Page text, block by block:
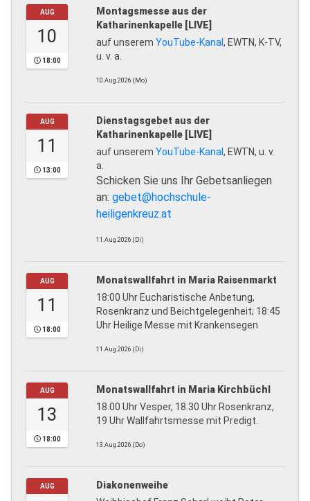
AUG
10
18:00
Montagsmesse aus der
Katharinenkapelle [LIVE]
auf unserem YouTube-Kanal, EWTN, K-TV,
u. v. a.
10.Aug.2026 (Mo)
AUG
11
13:00
Dienstagsgebet aus der
Katharinenkapelle [LIVE]
auf unserem YouTube-Kanal, EWTN, u. v.
a.
Schicken Sie uns Ihr Gebetsanliegen
an: gebet@hochschule-
heiligenkreuz.at
11.Aug.2026 (Di)
AUG
11
18:00
Monatswallfahrt in Maria Raisenmarkt
18:00 Uhr Eucharistische Anbetung,
Rosenkranz und Beichtgelegenheit; 18:45
Uhr Heilige Messe mit Krankensegen
11.Aug.2026 (Di)
AUG
13
18:00
Monatswallfahrt in Maria Kirchbüchl
18.00 Uhr Vesper, 18.30 Uhr Rosenkranz,
19 Uhr Wallfahrtsmesse mit Predigt.
13.Aug.2026 (Do)
AUG
Diakonenweihe